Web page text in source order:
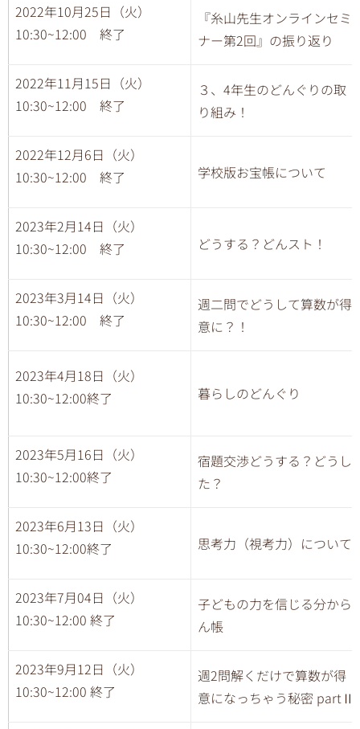
2022年10月25日（火）
10:30~12:00 終了
『糸山先生オンラインセミ
ナー第2回』の振り返り
2022年11月15日（火）
10:30~12:00 終了
３、4年生のどんぐりの取
り組み！
2022年12月6日（火）
10:30~12:00 終了
学校版お宝帳について
2023年2月14日（火）
10:30~12:00 終了
どうする？どんスト！
2023年3月14日（火）
10:30~12:00 終了
週二問でどうして算数が得
意に？！
2023年4月18日（火）
10:30~12:00終了
暮らしのどんぐり
2023年5月16日（火）
10:30~12:00終了
宿題交渉どうする？どうし
た？
2023年6月13日（火）
10:30~12:00終了
思考力（視考力）について
2023年7月04日（火）
10:30~12:00 終了
子どもの力を信じる分から
ん帳
2023年9月12日（火）
10:30~12:00 終了
週2問解くだけで算数が得
意になっちゃう秘密 partⅡ